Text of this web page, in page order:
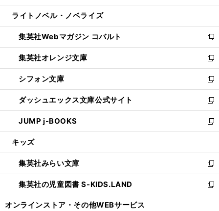
開
ウ
開
く
ン
ウ
で
開
く
ウ
ン
ド
ウ
で
開
く
し
ウ
ィ
ン
ド
ウ
で
開
く
ライトノベル・ノベライズ
集英社Webマガジン コバルト
新
し
い
ウ
ィ
ン
ド
ウ
で
開
集英社オレンジ文庫
新
し
い
ウ
ィ
ン
ド
ウ
開
く
シフォン文庫
新
し
い
ウ
ィ
ン
ウ
で
開
く
ダッシュエックス文庫公式サイト
新
し
い
ウ
ン
ド
ウ
で
JUMP j-BOOKS
新
し
ウ
ィ
ン
ド
キッズ
集英社みらい文庫
新
し
い
集英社の児童図書 S-KIDS.LAND
新
オンラインストア・ その他WEBサービス